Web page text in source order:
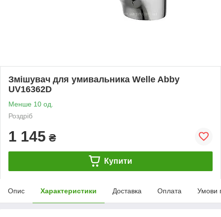
Змішувач для умивальника Welle Abby
UV16362D
Менше 10 од.
Роздріб
1 145 ₴
Купити
Опис Характеристики Доставка Оплата Умови